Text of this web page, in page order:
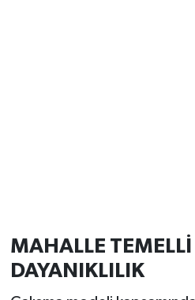
MAHALLE TEMELLİ
DAYANIKLILIK